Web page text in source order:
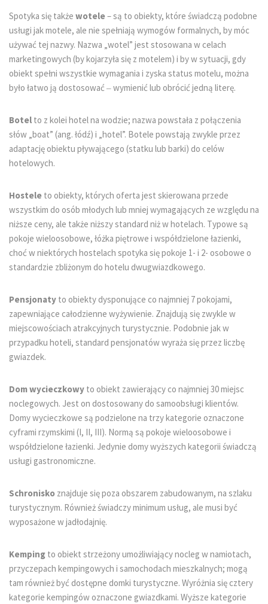
Spotyka się także wotele– są to obiekty, które świadczą podobne
usługi jak motele, ale nie spełniają wymogów formalnych, by móc
używać tej nazwy. Nazwa „wotel” jest stosowana w celach
marketingowych (by kojarzyła się z motelem) i by w sytuacji, gdy
obiekt spełni wszystkie wymagania i zyska status motelu, można
było łatwo ją dostosować –wymienić lub obrócić jedną literę.
Botel to z kolei hotel na wodzie; nazwa powstała z połączenia
słów „boat” (ang. łódź) i „hotel”. Botele powstają zwykle przez
adaptację obiektu pływającego (statku lub barki) do celów
hotelowych.
Hostele to obiekty, których oferta jest skierowana przede
wszystkim do osób młodych lub mniej wymagających ze względu na
niższe ceny, ale także niższy standard niż w hotelach. Typowe są
pokoje wieloosobowe, łóżka piętrowe i współdzielone łazienki,
choć w niektórych hostelach spotyka się pokoje 1- i 2- osobowe o
standardzie zbliżonym do hotelu dwugwiazdkowego.
Pensjonaty to obiekty dysponujące co najmniej 7 pokojami,
zapewniające całodzienne wyżywienie. Znajdują się zwykle w
miejscowościach atrakcyjnych turystycznie. Podobnie jak w
przypadku hoteli, standard pensjonatów wyraża się przez liczbę
gwiazdek.
Dom wycieczkowy to obiekt zawierający co najmniej 30 miejsc
noclegowych. Jest on dostosowany do samoobsługi klientów.
Domy wycieczkowe są podzielone na trzy kategorie oznaczone
cyframi rzymskimi (I, II, III). Normą są pokoje wieloosobowe i
współdzielone łazienki. Jedynie domy wyższych kategorii świadczą
usługi gastronomiczne.
Schronisko znajduje się poza obszarem zabudowanym, na szlaku
turystycznym. Również świadczy minimum usług, ale musi być
wyposażone w jadłodajnię.
Kemping to obiekt strzeżony umożliwiający nocleg w namiotach,
przyczepach kempingowych i samochodach mieszkalnych; mogą
tam również być dostępne domki turystyczne. Wyróżnia się cztery
kategorie kempingów oznaczone gwiazdkami. Wyższe kategorie